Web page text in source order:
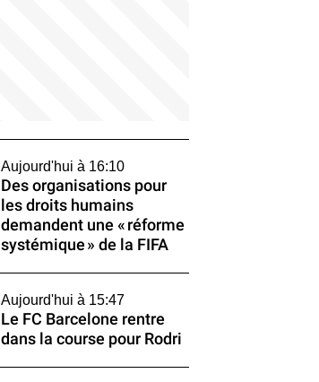
Aujourd'hui à 16:10
Des organisations pour
les droits humains
demandent une « réforme
systémique » de la FIFA
Aujourd'hui à 15:47
Le FC Barcelone rentre
dans la course pour Rodri